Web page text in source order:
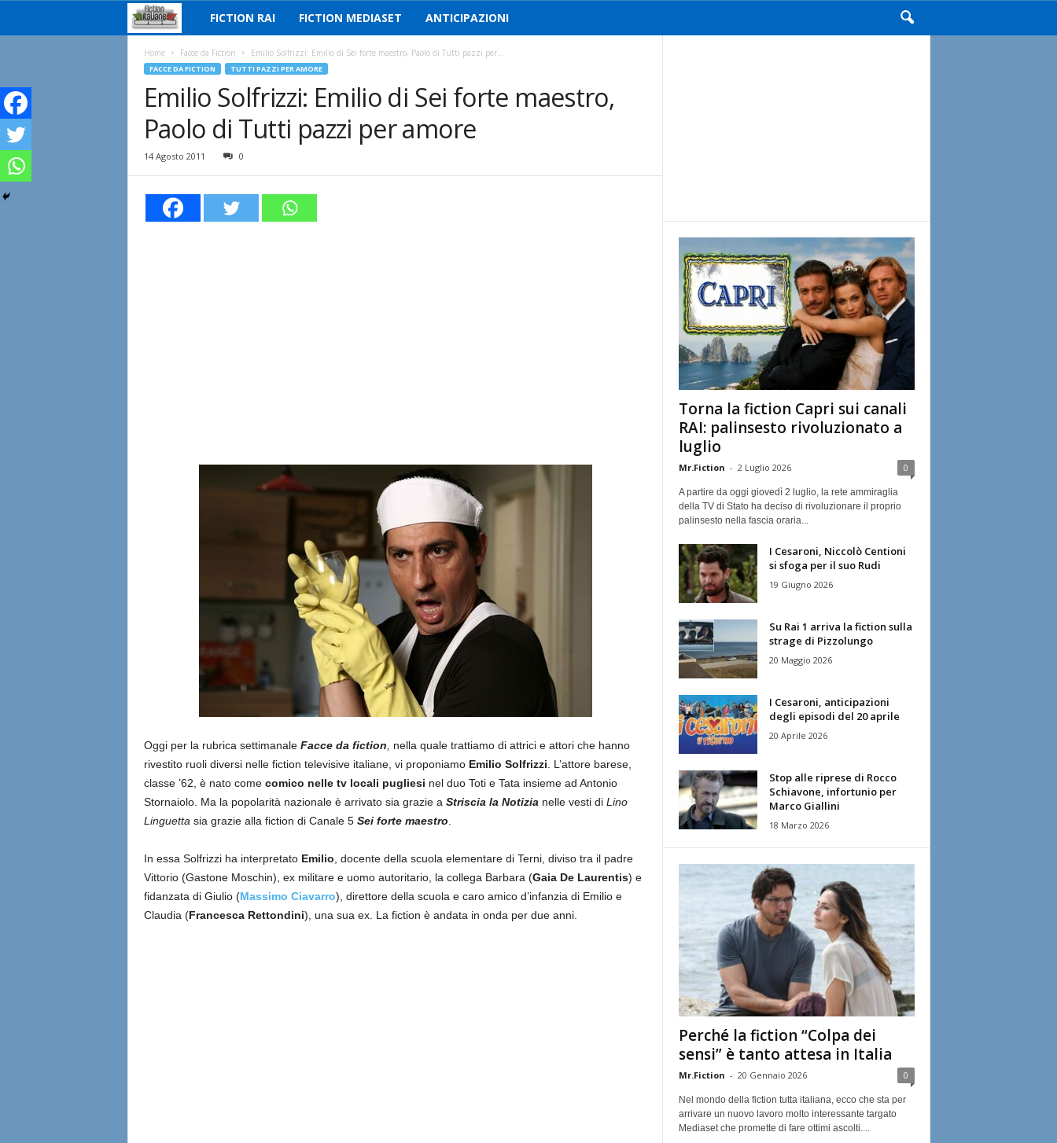
i
i
n
n
FICTION RAI FICTION MEDIASET ANTICIPAZIONI
Home Facce da Fiction Emilio Solfrizzi: Emilio di Sei forte maestro, Paolo di Tutti pazzi per...
FACCE DA FICTION TUTTI PAZZI PER AMORE
Emilio Solfrizzi: Emilio di Sei forte maestro,
Paolo di Tutti pazzi per amore
14 Agosto 2011 0
Oggi per la rubrica settimanale Facce da fiction
nella quale trattiamo di attrici e attori che hanno
rivestito ruoli diversi nelle fiction televisive italiane, vi proponiamo Emilio Solfrizzi . L’attore barese,
classe ’62, è nato come comico nelle tv locali pugliesi nel duo Toti e Tata insieme ad Antonio
Stornaiolo. Ma la popolarità nazionale è arrivato sia grazie a Striscia la Notizia nelle vesti di Lino
Linguetta sia grazie alla fiction di Canale 5Sei forte maestro
In essa Solfrizzi ha interpretato Emilio , docente della scuola elementare di Terni, diviso tra il padre
Vittorio (Gastone Moschin), ex militare e uomo autoritario, la collega Barbara (Gaia De Laurentis) e
fidanzata di Giulio (Massimo Ciavarro), direttore della scuola e caro amico d’infanzia di Emilio e
Claudia (Francesca Rettondini), una sua ex. La fiction è andata in onda per due anni.
Torna la fiction Capri sui canali
RAI: palinsesto rivoluzionato a
luglio
Mr.Fiction - 2 Luglio 2026 0
A partire da oggi giovedì 2 luglio, la rete ammiraglia
della TV di Stato ha deciso di rivoluzionare il proprio
palinsesto nella fascia oraria...
I Cesaroni, Niccolò Centioni
si sfoga per il suo Rudi
19 Giugno 2026
Su Rai 1 arriva la fiction sulla
strage di Pizzolungo
20 Maggio 2026
I Cesaroni, anticipazioni
degli episodi del 20 aprile
20 Aprile 2026
Stop alle riprese di Rocco
Schiavone, infortunio per
Marco Giallini
18 Marzo 2026
Perché la fiction “Colpa dei
sensi” è tanto attesa in Italia
Mr.Fiction - 20 Gennaio 2026 0
Nel mondo della fiction tutta italiana, ecco che sta per
arrivare un nuovo lavoro molto interessante targato
Mediaset che promette di fare ottimi ascolti....